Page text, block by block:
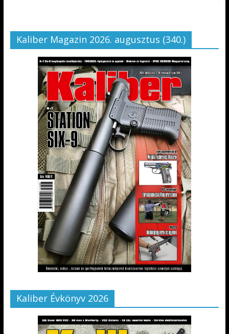
Kaliber Magazin 2026. augusztus (340.)
Kaliber Évkönyv 2026